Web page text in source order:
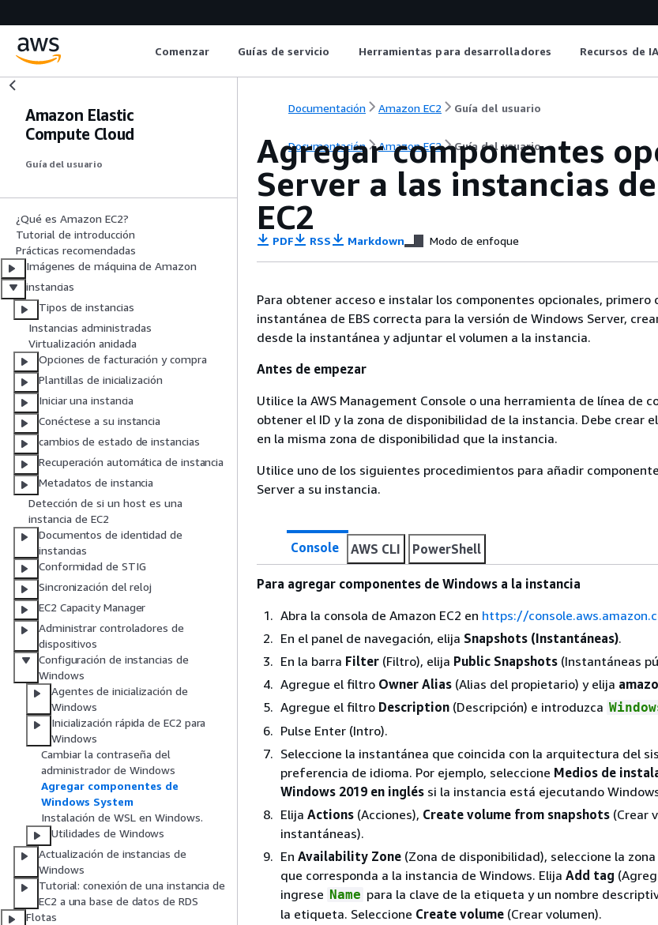
Comenzar Guías de servicio Herramientas para desarrolladores Recursos de IA
Amazon Elastic
Compute Cloud
Guía del usuario
¿Qué es Amazon EC2?
Tutorial de introducción
Prácticas recomendadas
Imágenes de máquina de Amazon
instancias
Tipos de instancias
Instancias administradas
Virtualización anidada
Opciones de facturación y compra
Plantillas de inicialización
Iniciar una instancia
Conéctese a su instancia
cambios de estado de instancias
Recuperación automática de instancia
Metadatos de instancia
Detección de si un host es una
instancia de EC2
Documentos de identidad de
instancias
Conformidad de STIG
Sincronización del reloj
EC2 Capacity Manager
Administrar controladores de
dispositivos
Configuración de instancias de
Windows
Agentes de inicialización de
Windows
Inicialización rápida de EC2 para
Windows
Cambiar la contraseña del
administrador de Windows
Agregar componentes de
Windows System
Instalación de WSL en Windows.
Utilidades de Windows
Actualización de instancias de
Windows
Tutorial: conexión de una instancia de
EC2 a una base de datos de RDS
Flotas
Documentación Amazon EC2 Guía del usuario
Documentación Amazon EC2 Guía del usuario
Agregar componentes
Server a las instancias
EC2
PDF RSS Markdown Modo de enfoque
Para obtener acceso e instalar los componentes opcionales, primero
instantánea de EBS correcta para la versión de Windows Server,
desde la instantánea y adjuntar el volumen a la instancia.
Antes de empezar
Utilice la AWS Management Console o una herramienta de línea de
obtener el ID y la zona de disponibilidad de la instancia. Debe crear
en la misma zona de disponibilidad que la instancia.
Utilice uno de los siguientes procedimientos para añadir
Server a su instancia.
Console AWS CLI PowerShell
Para agregar componentes de Windows a la instancia
Abra la consola de Amazon EC2 en https://
En el panel de navegación, elija Snapshots (Instantáneas).
En la barra Filter (Filtro), elija Public Snapshots (Instantáneas
Agregue el filtro Owner Alias (Alias del propietario) y elija
Agregue el filtro Description (Descripción) e introduzca
Pulse Enter (Intro).
Seleccione la instantánea que coincida con la arquitectura del
preferencia de idioma. Por ejemplo, seleccione Medios de
Windows 2019 en inglés si la instancia está ejecutando
Elija Actions (Acciones), Create volume from snapshots (Crear
instantáneas).
En Availability Zone (Zona de disponibilidad), seleccione la
que corresponda a la instancia de Windows. Elija Add tag
ingrese Name para la clave de la etiqueta y un nombre
la etiqueta. Seleccione Create volume (Crear volumen).